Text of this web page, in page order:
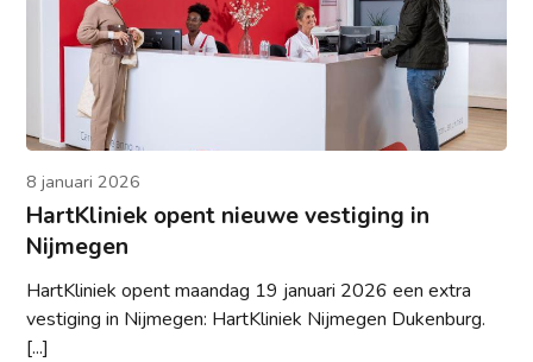
8 januari 2026
HartKliniek opent nieuwe vestiging in
Nijmegen
HartKliniek opent maandag 19 januari 2026 een extra
vestiging in Nijmegen: HartKliniek Nijmegen Dukenburg.
[...]